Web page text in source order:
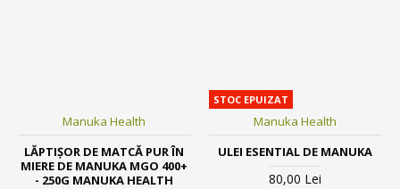
Manuka Health
LĂPTIȘOR DE MATCĂ PUR ÎN
MIERE DE MANUKA MGO 400+
- 250G MANUKA HEALTH
STOC EPUIZAT
Manuka Health
ULEI ESENTIAL DE MANUKA
80,00 Lei